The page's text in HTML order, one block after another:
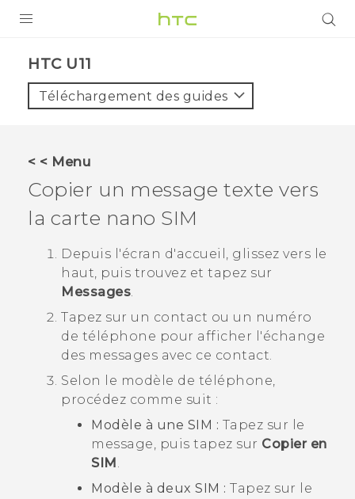
VIVE
VIVERSE
SUPPORT
Appareils HTC & Accessoires
Achat & Règlement Questions
HTC U11‎
Téléchargement des guides
< < Menu
Copier un message texte vers
la carte nano SIM
Depuis l'écran d'accueil , glissez vers le
haut, puis trouvez et tapez sur
Messages.
Tapez sur un contact ou un numéro
de téléphone pour afficher l'échange
des messages avec ce contact.
Selon le modèle de téléphone,
procédez comme suit :
Modèle à une SIM : Tapez sur le
message, puis tapez sur Copier en
SIM .
Modèle à deux SIM : Tapez sur le